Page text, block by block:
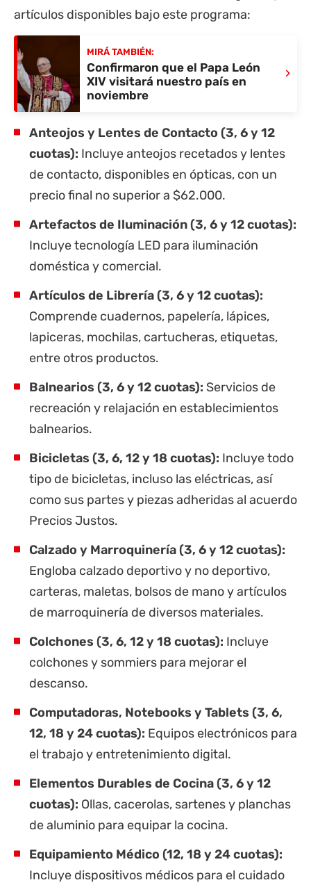
artículos disponibles bajo este programa:
MIRÁ TAMBIÉN:
Confirmaron que el Papa León
XIV visitará nuestro país en
noviembre
›
Anteojos y Lentes de Contacto (3, 6 y 12
cuotas): Incluye anteojos recetados y lentes
de contacto, disponibles en ópticas, con un
precio final no superior a $62.000.
Artefactos de Iluminación (3, 6 y 12 cuotas):
Incluye tecnología LED para iluminación
doméstica y comercial.
Artículos de Librería (3, 6 y 12 cuotas):
Comprende cuadernos, papelería, lápices,
lapiceras, mochilas, cartucheras, etiquetas,
entre otros productos.
Balnearios (3, 6 y 12 cuotas): Servicios de
recreación y relajación en establecimientos
balnearios.
Bicicletas (3, 6, 12 y 18 cuotas): Incluye todo
tipo de bicicletas, incluso las eléctricas, así
como sus partes y piezas adheridas al acuerdo
Precios Justos.
Calzado y Marroquinería (3, 6 y 12 cuotas):
Engloba calzado deportivo y no deportivo,
carteras, maletas, bolsos de mano y artículos
de marroquinería de diversos materiales.
Colchones (3, 6, 12 y 18 cuotas): Incluye
colchones y sommiers para mejorar el
descanso.
Computadoras, Notebooks y Tablets (3, 6,
12, 18 y 24 cuotas): Equipos electrónicos para
el trabajo y entretenimiento digital.
Elementos Durables de Cocina (3, 6 y 12
cuotas): Ollas, cacerolas, sartenes y planchas
de aluminio para equipar la cocina.
Equipamiento Médico (12, 18 y 24 cuotas):
Incluye dispositivos médicos para el cuidado